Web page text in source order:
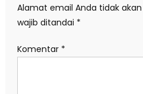
Alamat email Anda tidak akan
wajib ditandai *
Komentar *